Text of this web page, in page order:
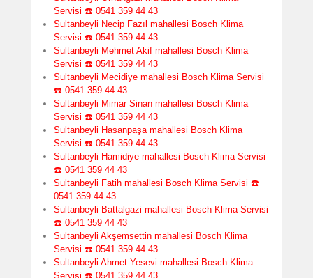
Servisi ☎️ 0541 359 44 43
Sultanbeyli Necip Fazıl mahallesi Bosch Klima
Servisi ☎️ 0541 359 44 43
Sultanbeyli Mehmet Akif mahallesi Bosch Klima
Servisi ☎️ 0541 359 44 43
Sultanbeyli Mecidiye mahallesi Bosch Klima Servisi
☎️ 0541 359 44 43
Sultanbeyli Mimar Sinan mahallesi Bosch Klima
Servisi ☎️ 0541 359 44 43
Sultanbeyli Hasanpaşa mahallesi Bosch Klima
Servisi ☎️ 0541 359 44 43
Sultanbeyli Hamidiye mahallesi Bosch Klima Servisi
☎️ 0541 359 44 43
Sultanbeyli Fatih mahallesi Bosch Klima Servisi ☎️
0541 359 44 43
Sultanbeyli Battalgazi mahallesi Bosch Klima Servisi
☎️ 0541 359 44 43
Sultanbeyli Akşemsettin mahallesi Bosch Klima
Servisi ☎️ 0541 359 44 43
Sultanbeyli Ahmet Yesevi mahallesi Bosch Klima
Servisi ☎️ 0541 359 44 43